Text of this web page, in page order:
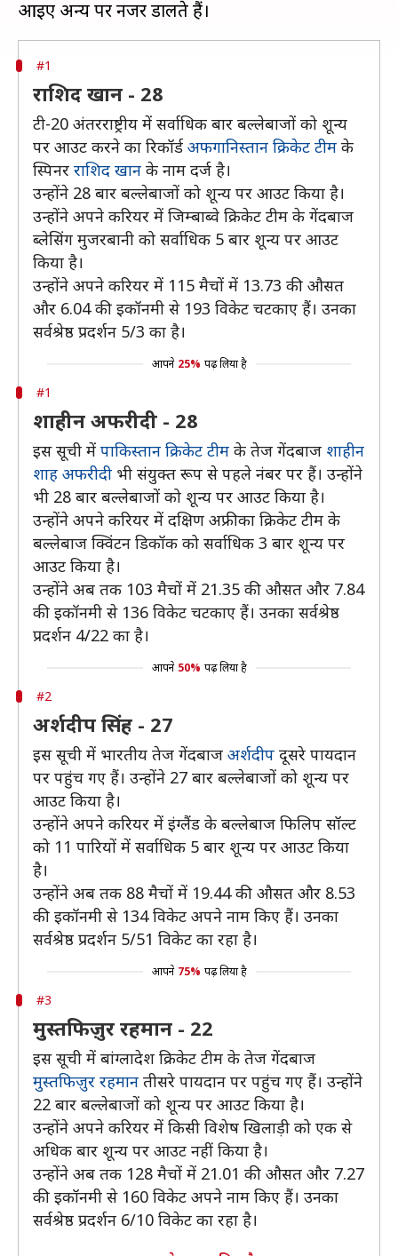
#1
राशिद खान - 28
टी-20 अंतरराष्ट्रीय में सर्वाधिक बार बल्लेबाजों को शून्य
पर आउट करने का रिकॉर्ड अफगानिस्तान क्रिकेट टीम के
स्पिनर राशिद खान के नाम दर्ज है।
उन्होंने 28 बार बल्लेबाजों को शून्य पर आउट किया है।
उन्होंने अपने करियर में जिम्बाब्वे क्रिकेट टीम के गेंदबाज
ब्लेसिंग मुजरबानी को सर्वाधिक 5 बार शून्य पर आउट
किया है।
उन्होंने अपने करियर में 115 मैचों में 13.73 की औसत
और 6.04 की इकॉनमी से 193 विकेट चटकाए हैं। उनका
सर्वश्रेष्ठ प्रदर्शन 5/3 का है।
आपने 25% पढ़ लिया है
#1
शाहीन अफरीदी - 28
इस सूची में पाकिस्तान क्रिकेट टीम के तेज गेंदबाज शाहीन
शाह अफरीदी भी संयुक्त रूप से पहले नंबर पर हैं। उन्होंने
भी 28 बार बल्लेबाजों को शून्य पर आउट किया है।
उन्होंने अपने करियर में दक्षिण अफ्रीका क्रिकेट टीम के
बल्लेबाज क्विंटन डिकॉक को सर्वाधिक 3 बार शून्य पर
आउट किया है।
उन्होंने अब तक 103 मैचों में 21.35 की औसत और 7.84
की इकॉनमी से 136 विकेट चटकाए हैं। उनका सर्वश्रेष्ठ
प्रदर्शन 4/22 का है।
आपने 50% पढ़ लिया है
#2
अर्शदीप सिंह - 27
इस सूची में भारतीय तेज गेंदबाज अर्शदीप दूसरे पायदान
पर पहुंच गए हैं। उन्होंने 27 बार बल्लेबाजों को शून्य पर
आउट किया है।
उन्होंने अपने करियर में इंग्लैंड के बल्लेबाज फिलिप सॉल्ट
को 11 पारियों में सर्वाधिक 5 बार शून्य पर आउट किया
है।
उन्होंने अब तक 88 मैचों में 19.44 की औसत और 8.53
की इकॉनमी से 134 विकेट अपने नाम किए हैं। उनका
सर्वश्रेष्ठ प्रदर्शन 5/51 विकेट का रहा है।
आपने 75% पढ़ लिया है
#3
मुस्तफिज़ुर रहमान - 22
इस सूची में बांग्लादेश क्रिकेट टीम के तेज गेंदबाज
मुस्तफिज़ुर रहमान तीसरे पायदान पर पहुंच गए हैं। उन्होंने
22 बार बल्लेबाजों को शून्य पर आउट किया है।
उन्होंने अपने करियर में किसी विशेष खिलाड़ी को एक से
अधिक बार शून्य पर आउट नहीं किया है।
उन्होंने अब तक 128 मैचों में 21.01 की औसत और 7.27
की इकॉनमी से 160 विकेट अपने नाम किए हैं। उनका
सर्वश्रेष्ठ प्रदर्शन 6/10 विकेट का रहा है।